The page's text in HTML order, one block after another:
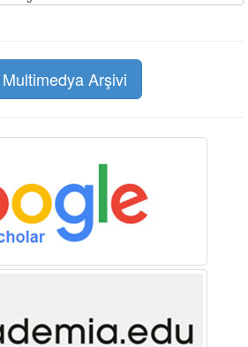
Multimedya Arşivi